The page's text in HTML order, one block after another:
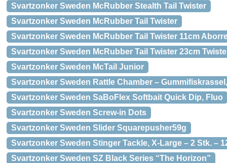
Svartzonker Sweden McRubber Stealth Tail Twister
Svartzonker Sweden McRubber Tail Twister
Svartzonker Sweden McRubber Tail Twister 11cm
Svartzonker Sweden McRubber Tail Twister 23cm
Svartzonker Sweden McTail Junior
Svartzonker Sweden Rattle Chamber –
Svartzonker Sweden SaBoFlex Softbait Quick Dip, Fluo
Svartzonker Sweden Screw-in Dots
Svartzonker Sweden Slider Squarepusher59g
Svartzonker Sweden Stinger Tackle, X-Large – 2 Stk. –
Svartzonker Sweden SZ Black Series “The Horizon”